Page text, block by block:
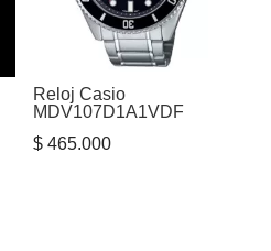
Reloj Casio
MDV107D1A1VDF
$465.000